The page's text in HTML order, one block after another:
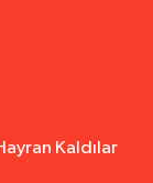
Kaldılar